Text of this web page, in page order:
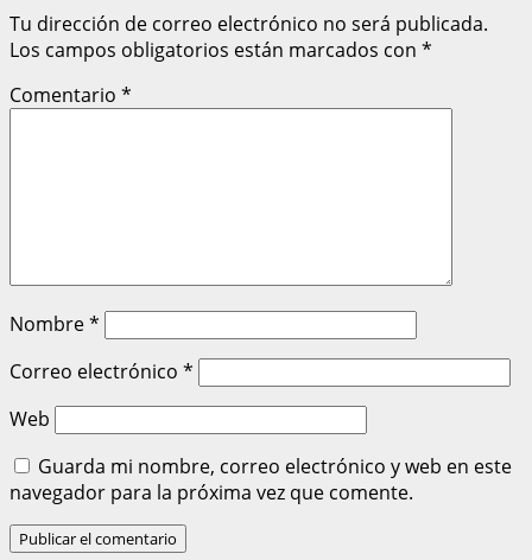
Tu dirección de correo electrónico no será publicada.
Los campos obligatorios están marcados con *
Comentario *
Nombre*
Correo electrónico *
Web
Guarda mi nombre, correo electrónico y web en este
navegador para la próxima vez que comente.